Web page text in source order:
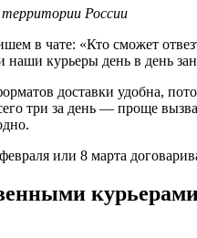
России
в чате: «Кто сможет
наши курьеры день в день
доставки удобна,
три за день — проще
или 8 марта